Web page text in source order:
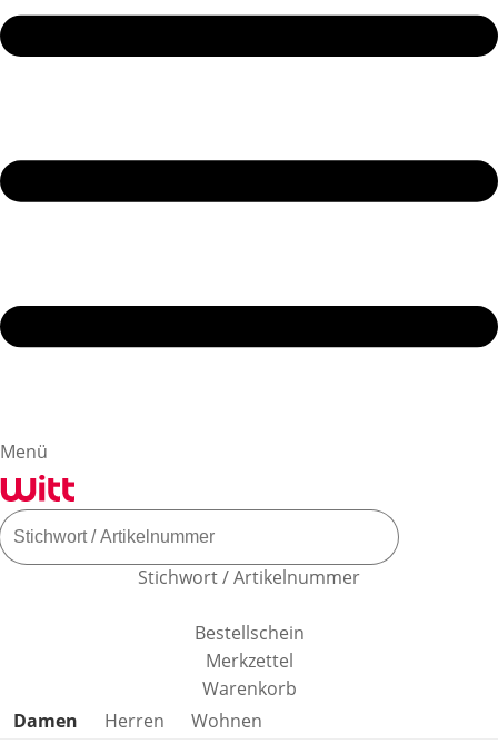
Menü
Stichwort / Artikelnummer
Bestellschein
Merkzettel
Warenkorb
Produktkategorien überspringen
Damen Herren
Wohnen